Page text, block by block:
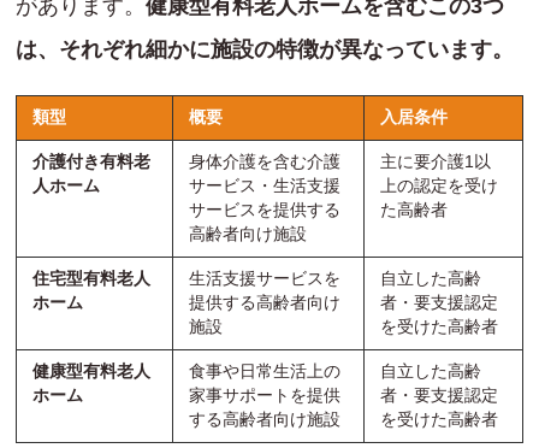
があります。 健康型有料老人ホームを含むこの3つ
は、それぞれ細かに施設の特徴が異なっています。
類型 概要 入居条件
介護付き有料老
人ホーム
身体介護を含む介護
サービス・生活支援
サービスを提供する
高齢者向け施設
主に要介護1以
上の認定を受け
た高齢者
住宅型有料老人
ホーム
生活支援サービスを
提供する高齢者向け
施設
自立した高齢
者・要支援認定
を受けた高齢者
健康型有料老人
ホーム
食事や日常生活上の
家事サポートを提供
する高齢者向け施設
自立した高齢
者・要支援認定
を受けた高齢者